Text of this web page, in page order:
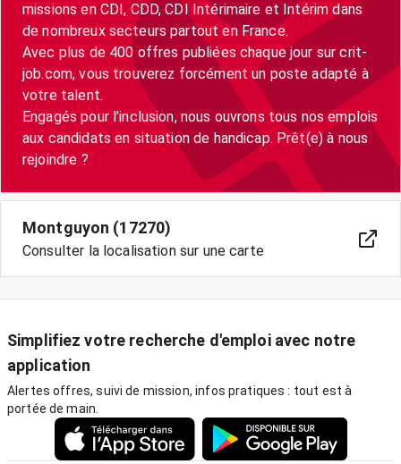
missions en CDI, CDD, CDI Intérimaire et Intérim dans
de nombreux secteurs partout en France.
Avec plus de 400 offres publiées chaque jour sur crit-
job.com, vous trouverez forcément un poste adapté à
votre talent.
Engagés pour l’inclusion, nous ouvrons tous nos emplois
aux candidats en situation de handicap. Prêt(e) à nous
Montguyon (17270)
Consulter la localisation sur une carte
Simplifiez votre recherche d'emploi avec notre
application
Alertes offres, suivi de mission, infos pratiques : tout est à
portée de main.